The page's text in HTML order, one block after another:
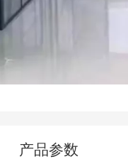
产品参数